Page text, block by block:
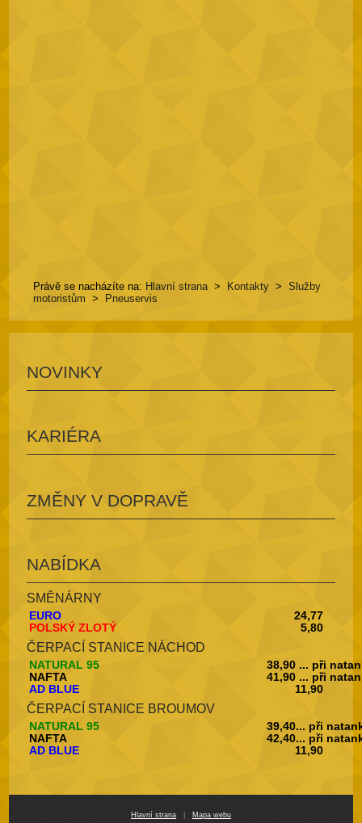
Právě se nacházíte na: Hlavní strana > Kontakty >Služby
motoristům > Pneuservis
NOVINKY
KARIÉRA
ZMĚNY V DOPRAVĚ
NABÍDKA
SMĚNÁRNY
EURO
24,77
POLSKÝ ZLOTÝ
5,80
ČERPACÍ STANICE NÁCHOD
NATURAL 95
38,90 ... při
NAFTA
41,90 ... při
AD BLUE
11,90
ČERPACÍ STANICE BROUMOV
NATURAL 95
39,40... při
NAFTA
42,40... při
AD BLUE
11,90
Hlavní strana|Mapa webu